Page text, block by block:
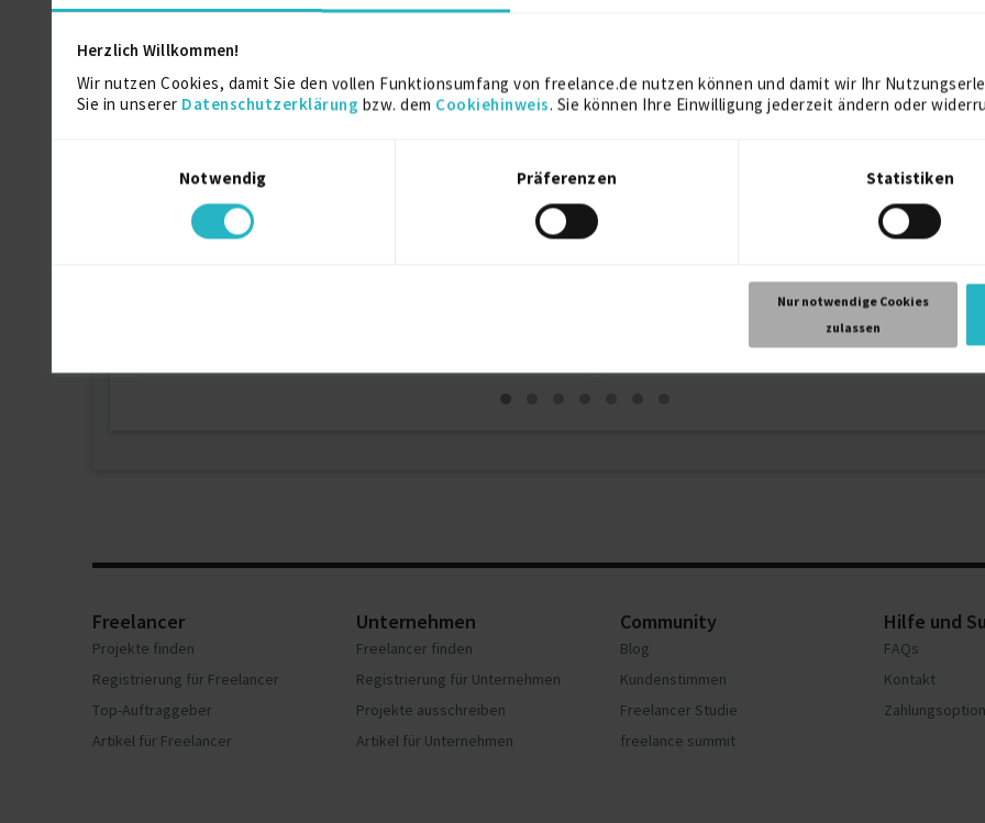
Herzlich Willkommen!
Wir nutzen Cookies, damit Sie den vollen Funktionsumfang von freelance.de nutzen können und damit wir Ihr
Sie in unserer Datenschutzerklärung bzw. dem Cookiehinweis. Sie können Ihre Einwilligung jederzeit ändern oder
Notwendig
Präferenzen Statistiken
Nur notwendige Cookies
zulassen
Kontaktdaten
Ähnliche Projekte
Site Manager PV Anla…
Wilhelmshaven
Freelancer
Projekte finden
Registrierung für Freelancer
Top-Auftraggeber
Artikel für Freelancer
Unternehmen
Freelancer finden
Registrierung für Unternehmen
Projekte ausschreiben
Artikel für Unternehmen
Community
Blog
Kundenstimmen
Freelancer Studie
freelance summit
Hilfe und
FAQs
Kontakt